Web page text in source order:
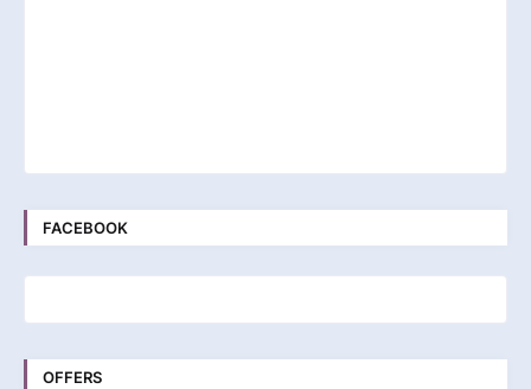
FACEBOOK
OFFERS